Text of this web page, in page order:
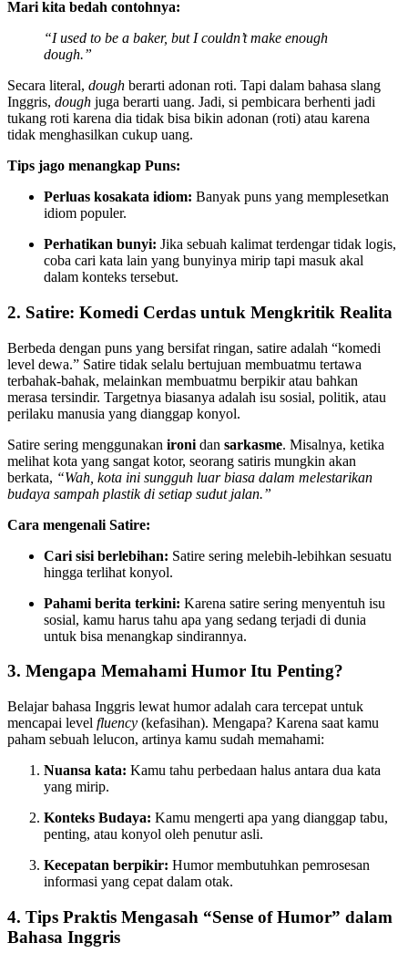
Mari kita bedah contohnya:
“I used to be a baker, but I couldn’t make enough
dough.”
Secara literal, dough berarti adonan roti. Tapi dalam bahasa slang
Inggris, dough juga berarti uang. Jadi, si pembicara berhenti jadi
tukang roti karena dia tidak bisa bikin adonan (roti) atau karena
tidak menghasilkan cukup uang.
Tips jago menangkap Puns:
Perluas kosakata idiom: Banyak puns yang memplesetkan
idiom populer.
Perhatikan bunyi: Jika sebuah kalimat terdengar tidak logis,
coba cari kata lain yang bunyinya mirip tapi masuk akal
dalam konteks tersebut.
2. Satire: Komedi Cerdas untuk Mengkritik Realita
Berbeda dengan puns yang bersifat ringan, satire adalah “komedi
level dewa.” Satire tidak selalu bertujuan membuatmu tertawa
terbahak-bahak, melainkan membuatmu berpikir atau bahkan
merasa tersindir. Targetnya biasanya adalah isu sosial, politik, atau
perilaku manusia yang dianggap konyol.
Satire sering menggunakan ironi dan sarkasme. Misalnya, ketika
melihat kota yang sangat kotor, seorang satiris mungkin akan
berkata, “Wah, kota ini sungguh luar biasa dalam melestarikan
budaya sampah plastik di setiap sudut jalan.”
Cara mengenali Satire:
Cari sisi berlebihan: Satire sering melebih-lebihkan sesuatu
hingga terlihat konyol.
Pahami berita terkini: Karena satire sering menyentuh isu
sosial, kamu harus tahu apa yang sedang terjadi di dunia
untuk bisa menangkap sindirannya.
3. Mengapa Memahami Humor Itu Penting?
Belajar bahasa Inggris lewat humor adalah cara tercepat untuk
mencapai level fluency (kefasihan). Mengapa? Karena saat kamu
paham sebuah lelucon, artinya kamu sudah memahami:
Nuansa kata: Kamu tahu perbedaan halus antara dua kata
yang mirip.
Konteks Budaya: Kamu mengerti apa yang dianggap tabu,
penting, atau konyol oleh penutur asli.
Kecepatan berpikir: Humor membutuhkan pemrosesan
informasi yang cepat dalam otak.
4. Tips Praktis Mengasah “Sense of Humor” dalam
Bahasa Inggris